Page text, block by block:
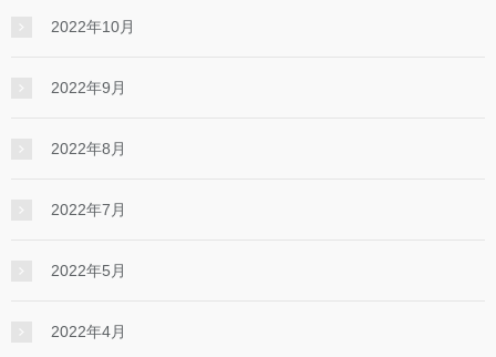
2022年10月
2022年9月
2022年8月
2022年7月
2022年5月
2022年4月